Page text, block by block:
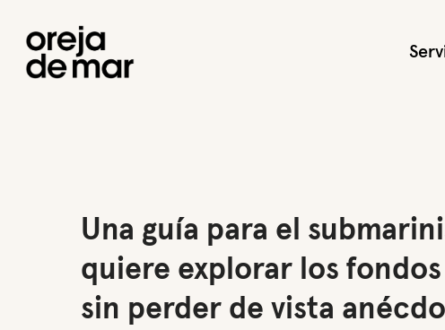
main
Una guía para el
quiere explorar los
sin perder de vista